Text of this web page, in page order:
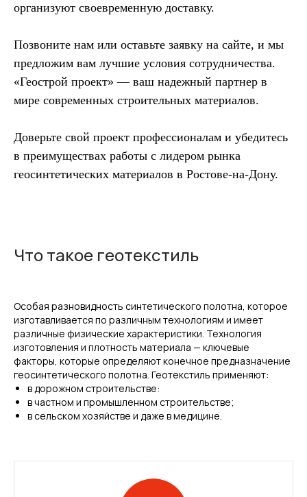
организуют своевременную доставку.
Позвоните нам или оставьте заявку на сайте, и мы
предложим вам лучшие условия сотрудничества.
«Геострой проект» — ваш надежный партнер в
мире современных строительных материалов.
Доверьте свой проект профессионалам и убедитесь
в преимуществах работы с лидером рынка
геосинтетических материалов в Ростове-на-Дону.
Что такое геотекстиль
Особая разновидность синтетического полотна, которое
изготавливается по различным технологиям и имеет
различные физические характеристики. Технология
изготовления и плотность материала — ключевые
факторы, которые определяют конечное предназначение
геосинтетического полотна. Геотекстиль применяют:
в дорожном строительстве:
в частном и промышленном строительстве;
в сельском хозяйстве и даже в медицине.